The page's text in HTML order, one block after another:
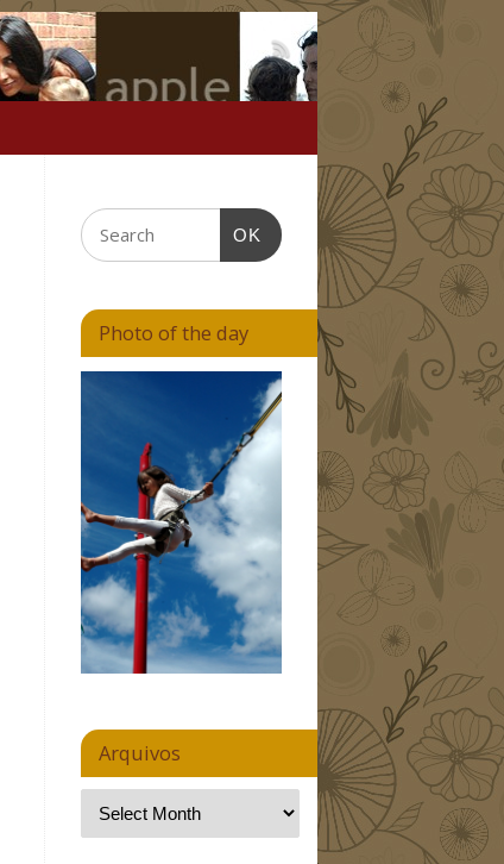
OK
Photo of the day
Arquivos